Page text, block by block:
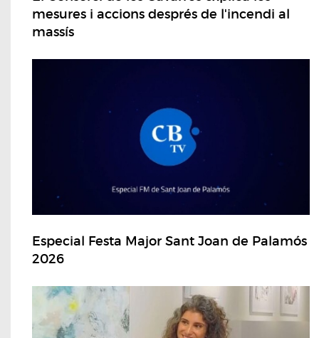
mesures i accions després de l'incendi al
massís
Especial Festa Major Sant Joan de Palamós
2026